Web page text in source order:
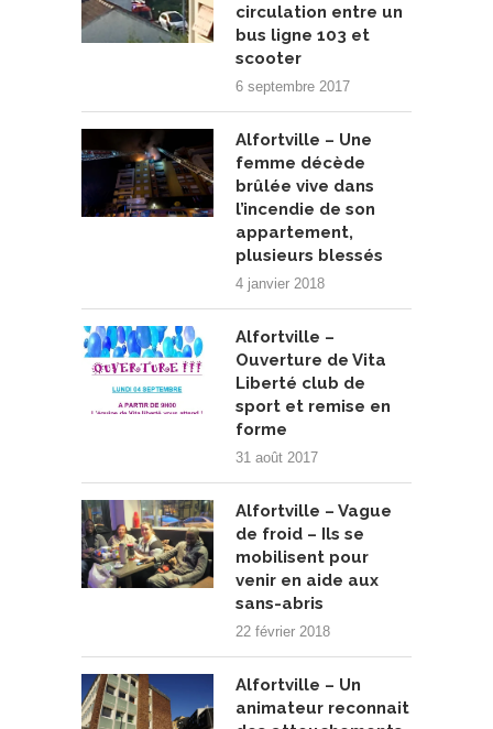
circulation entre un
bus ligne 103 et
scooter
6 septembre 2017
Alfortville – Une
femme décède
brûlée vive dans
l’incendie de son
appartement,
plusieurs blessés
4 janvier 2018
Alfortville –
Ouverture de Vita
Liberté club de
sport et remise en
forme
31 août 2017
Alfortville – Vague
de froid – Ils se
mobilisent pour
venir en aide aux
sans-abris
22 février 2018
Alfortville – Un
animateur reconnait